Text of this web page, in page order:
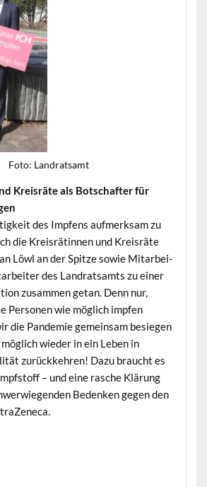
Foto: Lan­drat­samt
Kreis­räte als Botschafter für
des Impfens aufmerk­sam zu
die Kreis­rätin­nen und Kreis­räte
Löwl an der Spitze sowie Mitar­bei­
des Lan­drat­samts zu ein­er
zusam­men getan. Denn nur,
Per­so­n­en wie möglich impfen
die Pan­demie gemein­sam besiegen
wieder in ein Leben in
zurück­kehren! Dazu braucht es
– und eine rasche Klärung
Bedenken gegen den